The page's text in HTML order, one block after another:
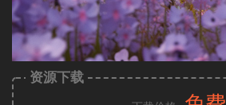
资源下载